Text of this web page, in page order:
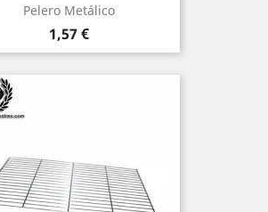
Pelero Metálico
Precio
1,57 €